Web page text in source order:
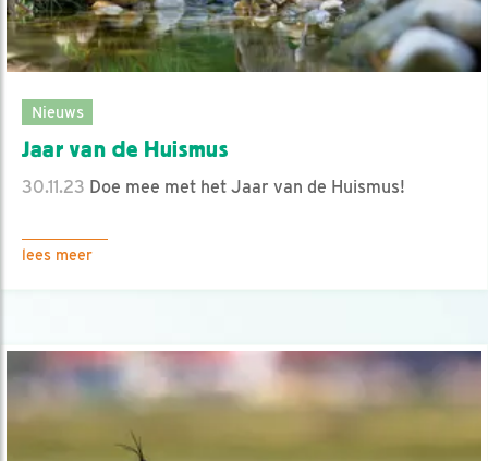
Nieuws
Jaar van de Huismus
30.11.23 Doe mee met het Jaar van de Huismus!
lees meer